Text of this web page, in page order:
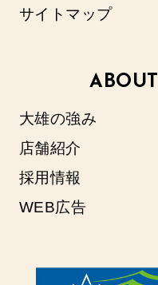
サイトマップ
大雄の強み
店舗紹介
採用情報
WEB広告